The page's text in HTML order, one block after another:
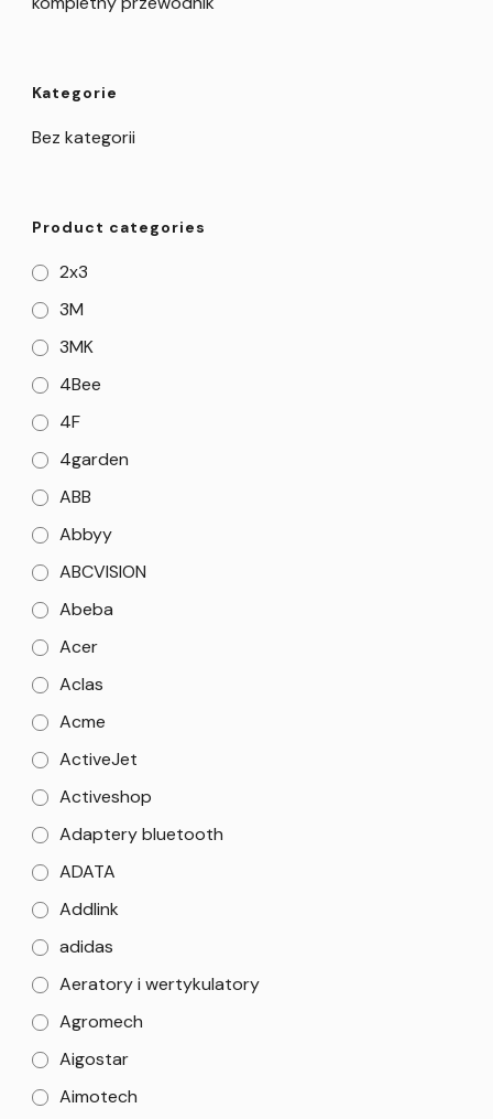
Kategorie
Bez kategorii
Product categories
2x3
3M
3MK
4Bee
4F
4garden
ABB
Abbyy
ABCVISION
Abeba
Acer
Aclas
Acme
ActiveJet
Activeshop
Adaptery bluetooth
ADATA
Addlink
adidas
Aeratory i wertykulatory
Agromech
Aigostar
Aimotech